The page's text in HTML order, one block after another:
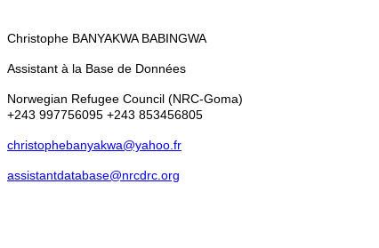
Christophe BANYAKWA BABINGWA
Assistant à la Base de Données
Norwegian Refugee Council (NRC-Goma)
+243 997756095 +243 853456805
christophebanyakwa@yahoo.fr
assistantdatabase@nrcdrc.org